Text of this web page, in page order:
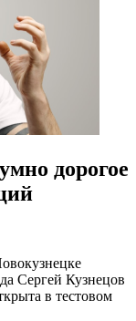
дорогое
Сергей Кузнецов
в тестовом